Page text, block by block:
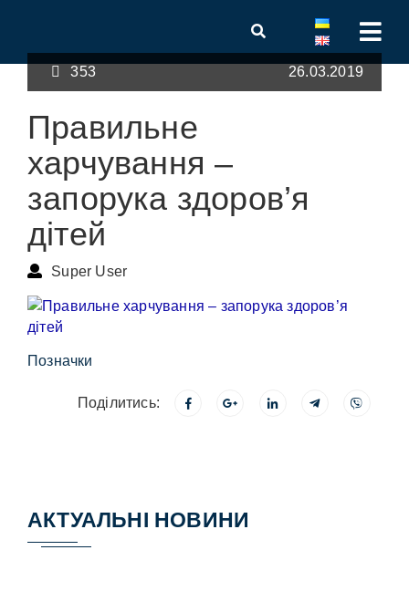
353 26.03.2019
Правильне
харчування –
запорука здоров’я
дітей
Super User
Позначки
Поділитись:
АКТУАЛЬНІ НОВИНИ